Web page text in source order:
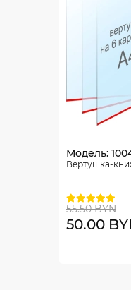
Модель:
Вертушка-
55.50 BYN
50.00